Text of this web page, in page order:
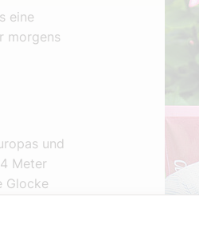
eine
morgens
und
Meter
Glocke